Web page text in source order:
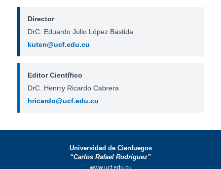
Director
DrC. Eduardo Julio López Bastida
kuten@ucf.edu.cu
Editor Científico
DrC. Henrry Ricardo Cabrera
hricardo@ucf.edu.cu
Universidad de Cienfuegos
“Carlos Rafael Rodríguez”
www.ucf.edu.cu